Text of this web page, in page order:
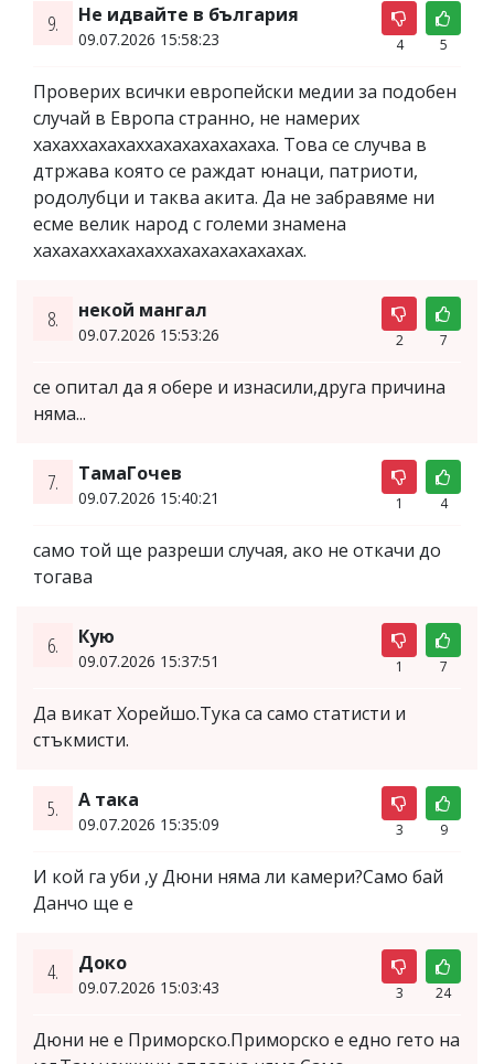
9. Не идвайте в българия
09.07.2026 15:58:23 4 5
Проверих всички европейски медии за подобен
случай в Европа странно, не намерих
хахаххахахаххахахахахахаха. Това се случва в
дтржава която се раждат юнаци, патриоти,
родолубци и таква акита. Да не забравяме ни
есме велик народ с големи знамена
хахахаххахахаххахахахахахахах.
8. некой мангал
09.07.2026 15:53:26 2 7
се опитал да я обере и изнасили,друга причина
няма...
7. ТамаГочев
09.07.2026 15:40:21 1 4
само той ще разреши случая, ако не откачи до
тогава
6. Кую
09.07.2026 15:37:51 1 7
Да викат Хорейшо.Тука са само статисти и
стъкмисти.
5. А така
09.07.2026 15:35:09 3 9
И кой га уби ,у Дюни няма ли камери?Само бай
Данчо ще е
4. Доко
09.07.2026 15:03:43 3 24
Дюни не е Приморско.Приморско е едно гето на